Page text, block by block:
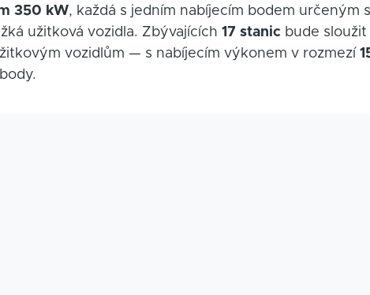
350 kW, každá s jedním nabíjecím bodem určeným
užitková vozidla. Zbývajících17 stanic bude
vozidlům — s nabíjecím výkonem v rozmezí